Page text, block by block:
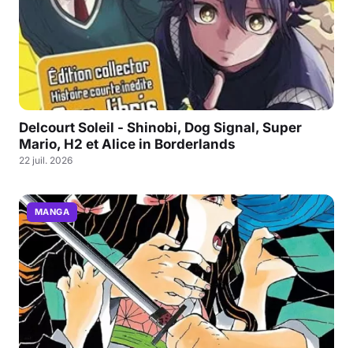
Delcourt Soleil - Shinobi, Dog Signal, Super
Mario, H2 et Alice in Borderlands
22 juil. 2026
MANGA